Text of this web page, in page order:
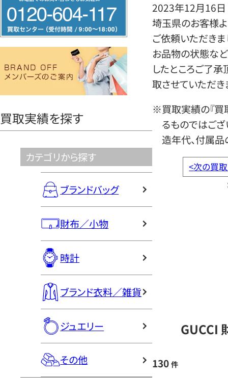
リ
ー
ヤ
買取実績を探す
カテゴリから探す
ブランドバッグ
財布／小物
時計
ブランド衣料／雑貨
ジュエリー
その他
2023年12月16日
埼玉県のお客様
ご依頼いただきま
お品物の状態など
したところご了
取させていただき
※買取実績の『買
るものではござ
造年代、付属品
<次の買
GUCCI
130 件